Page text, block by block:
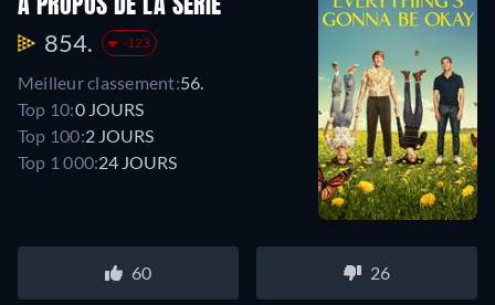
À PROPOS DE LA SÉRIE
854. -123
Meilleur classement:56.
Top 10:0 JOURS
Top 100:2 JOURS
Top 1 000:24 JOURS
60 26